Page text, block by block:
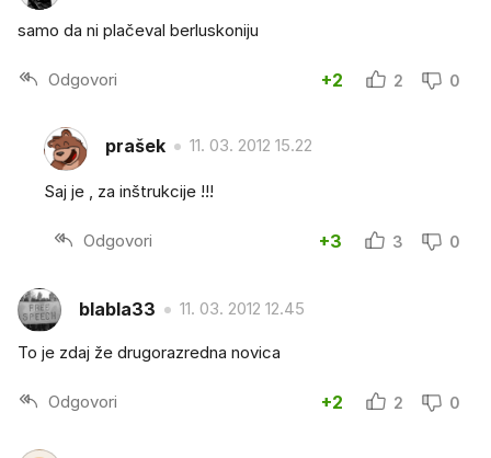
samo da ni plačeval berluskoniju
Odgovori +2 2 0
prašek 11. 03. 2012 15.22
Saj je , za inštrukcije !!!
Odgovori +3 3 0
blabla33 11. 03. 2012 12.45
To je zdaj že drugorazredna novica
Odgovori +2 2 0